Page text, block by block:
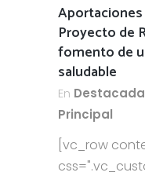
Aportaciones
Proyecto de
fomento de
saludable
En Destacada
Principal
[vc_row